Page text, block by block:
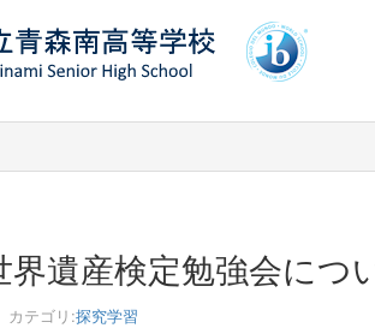
遺産検定勉強会につ
カテゴリ:探究学習